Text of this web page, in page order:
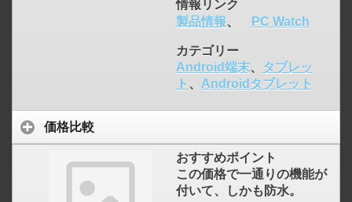
情報リンク
製品情報、 PC Watch
カテゴリー
Android端末、
タブレッ
ト 、 Androidタブレット
価格比較
おすすめポイント
この価格で一通りの機能が
付いて、しかも防水。